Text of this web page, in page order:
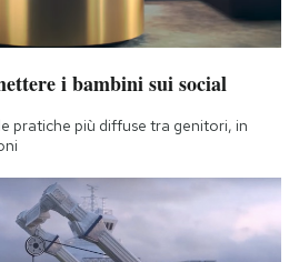
i bambini sui social
pratiche più diffuse tra genitori, in